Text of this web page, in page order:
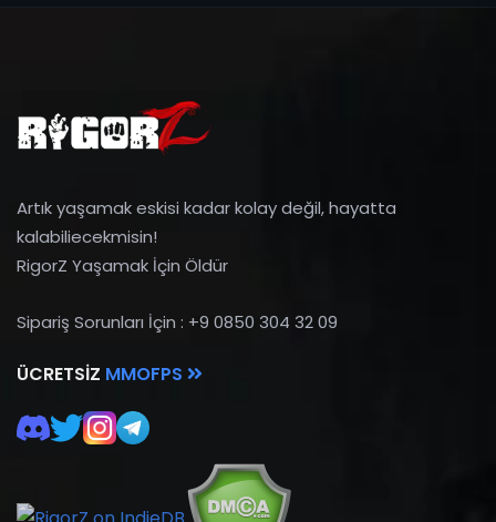
Artık yaşamak eskisi kadar kolay değil, hayatta
kalabiliecekmisin!
RigorZ Yaşamak İçin Öldür
Sipariş Sorunları İçin : +9 0850 304 32 09
ÜCRETSIZ MMOFPS